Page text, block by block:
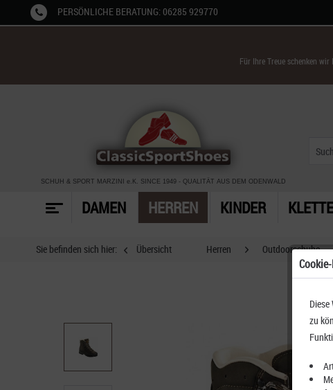
PERSÖNLICHE BERATUNG: 06285 929770
Für Ihre Treue schenken
SCHUH & SPORT MARZINI e.K. SINCE 1949 - QUALITÄT AUS DEM ODENWALD
DAMEN HERREN KINDER
Sie befinden sich hier: Übersicht Herren Outdoorschuhe
zu